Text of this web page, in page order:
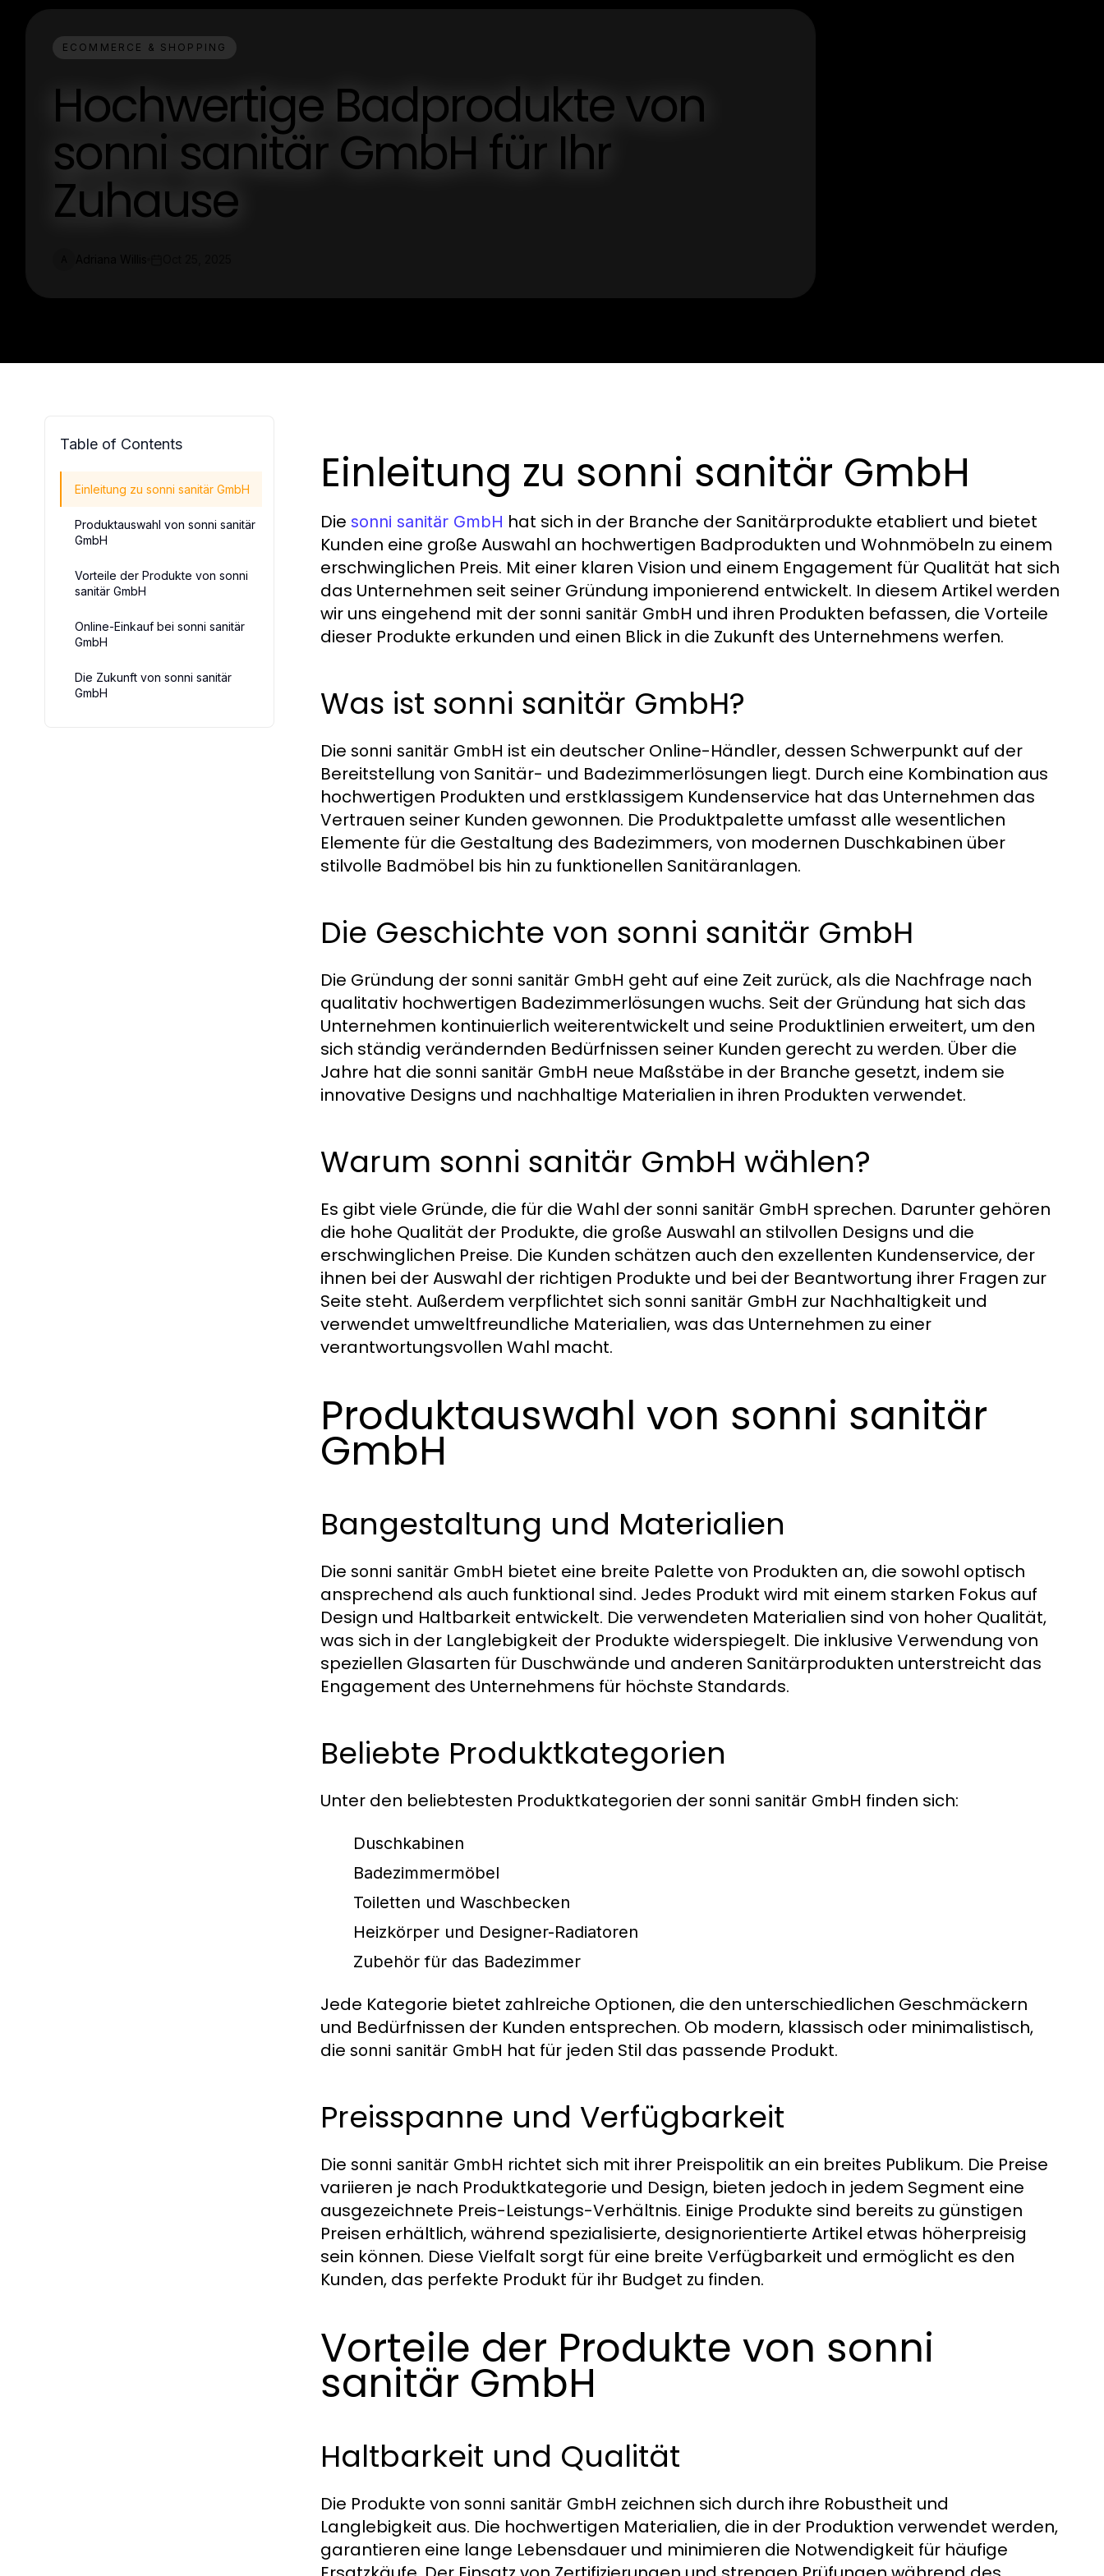
ECOMMERCE & SHOPPING
Hochwertige Badprodukte von
sonni sanitär GmbH für Ihr
Zuhause
Table of Contents
Einleitung zu sonni sanitär GmbH
Produktauswahl von sonni sanitär
GmbH
Vorteile der Produkte von sonni
sanitär GmbH
Online-Einkauf bei sonni sanitär
GmbH
Die Zukunft von sonni sanitär
GmbH
Einleitung zu sonni sanitär GmbH
Die sonni sanitär GmbH hat sich in der Branche der Sanitärprodukte etabliert und bietet
Kunden eine große Auswahl an hochwertigen Badprodukten und Wohnmöbeln zu einem
erschwinglichen Preis. Mit einer klaren Vision und einem Engagement für Qualität hat sich
das Unternehmen seit seiner Gründung imponierend entwickelt. In diesem Artikel werden
wir uns eingehend mit der sonni sanitär GmbH und ihren Produkten befassen, die Vorteile
dieser Produkte erkunden und einen Blick in die Zukunft des Unternehmens werfen.
Was ist sonni sanitär GmbH?
Die sonni sanitär GmbH ist ein deutscher Online-Händler, dessen Schwerpunkt auf der
Bereitstellung von Sanitär- und Badezimmerlösungen liegt. Durch eine Kombination aus
hochwertigen Produkten und erstklassigem Kundenservice hat das Unternehmen das
Vertrauen seiner Kunden gewonnen. Die Produktpalette umfasst alle wesentlichen
Elemente für die Gestaltung des Badezimmers, von modernen Duschkabinen über
stilvolle Badmöbel bis hin zu funktionellen Sanitäranlagen.
Die Geschichte von sonni sanitär GmbH
Die Gründung der sonni sanitär GmbH geht auf eine Zeit zurück, als die Nachfrage nach
qualitativ hochwertigen Badezimmerlösungen wuchs. Seit der Gründung hat sich das
Unternehmen kontinuierlich weiterentwickelt und seine Produktlinien erweitert, um den
sich ständig verändernden Bedürfnissen seiner Kunden gerecht zu werden. Über die
Jahre hat die sonni sanitär GmbH neue Maßstäbe in der Branche gesetzt, indem sie
innovative Designs und nachhaltige Materialien in ihren Produkten verwendet.
Warum sonni sanitär GmbH wählen?
Es gibt viele Gründe, die für die Wahl der sonni sanitär GmbH sprechen. Darunter gehören
die hohe Qualität der Produkte, die große Auswahl an stilvollen Designs und die
erschwinglichen Preise. Die Kunden schätzen auch den exzellenten Kundenservice, der
ihnen bei der Auswahl der richtigen Produkte und bei der Beantwortung ihrer Fragen zur
Seite steht. Außerdem verpflichtet sich sonni sanitär GmbH zur Nachhaltigkeit und
verwendet umweltfreundliche Materialien, was das Unternehmen zu einer
verantwortungsvollen Wahl macht.
Produktauswahl von sonni sanitär
GmbH
Bangestaltung und Materialien
Die sonni sanitär GmbH bietet eine breite Palette von Produkten an, die sowohl optisch
ansprechend als auch funktional sind. Jedes Produkt wird mit einem starken Fokus auf
Design und Haltbarkeit entwickelt. Die verwendeten Materialien sind von hoher Qualität,
was sich in der Langlebigkeit der Produkte widerspiegelt. Die inklusive Verwendung von
speziellen Glasarten für Duschwände und anderen Sanitärprodukten unterstreicht das
Engagement des Unternehmens für höchste Standards.
Beliebte Produktkategorien
Unter den beliebtesten Produktkategorien der sonni sanitär GmbH finden sich:
Duschkabinen
Badezimmermöbel
Toiletten und Waschbecken
Heizkörper und Designer-Radiatoren
Zubehör für das Badezimmer
Jede Kategorie bietet zahlreiche Optionen, die den unterschiedlichen Geschmäckern
und Bedürfnissen der Kunden entsprechen. Ob modern, klassisch oder minimalistisch,
die sonni sanitär GmbH hat für jeden Stil das passende Produkt.
Preisspanne und Verfügbarkeit
Die sonni sanitär GmbH richtet sich mit ihrer Preispolitik an ein breites Publikum. Die Preise
variieren je nach Produktkategorie und Design, bieten jedoch in jedem Segment eine
ausgezeichnete Preis-Leistungs-Verhältnis. Einige Produkte sind bereits zu günstigen
Preisen erhältlich, während spezialisierte, designorientierte Artikel etwas höherpreisig
sein können. Diese Vielfalt sorgt für eine breite Verfügbarkeit und ermöglicht es den
Kunden, das perfekte Produkt für ihr Budget zu finden.
Vorteile der Produkte von sonni
sanitär GmbH
Haltbarkeit und Qualität
Die Produkte von sonni sanitär GmbH zeichnen sich durch ihre Robustheit und
Langlebigkeit aus. Die hochwertigen Materialien, die in der Produktion verwendet werden,
garantieren eine lange Lebensdauer und minimieren die Notwendigkeit für häufige